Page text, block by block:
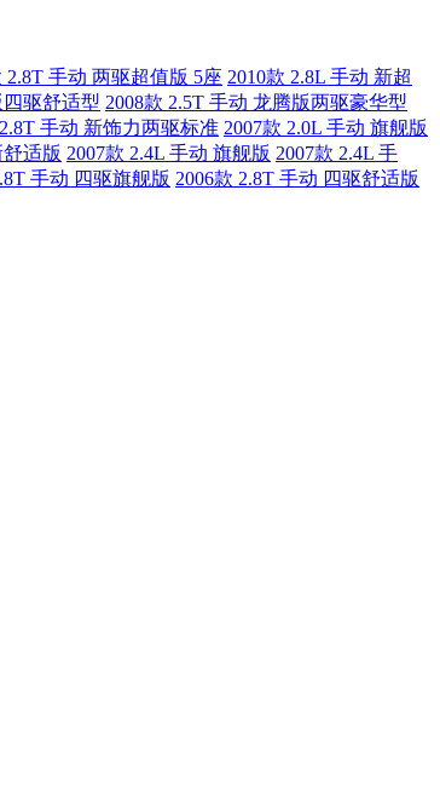
2.8T 手动 两驱超值版 5座 2010款 2.8L 手动 新超
四驱舒适型 2008款 2.5T 手动 龙腾版两驱豪华型
手动 新饰力两驱标准 2007款 2.0L 手动 旗舰版
适版 2007款 2.4L 手动 旗舰版 2007款 2.4L 手
手动 四驱旗舰版 2006款 2.8T 手动 四驱舒适版